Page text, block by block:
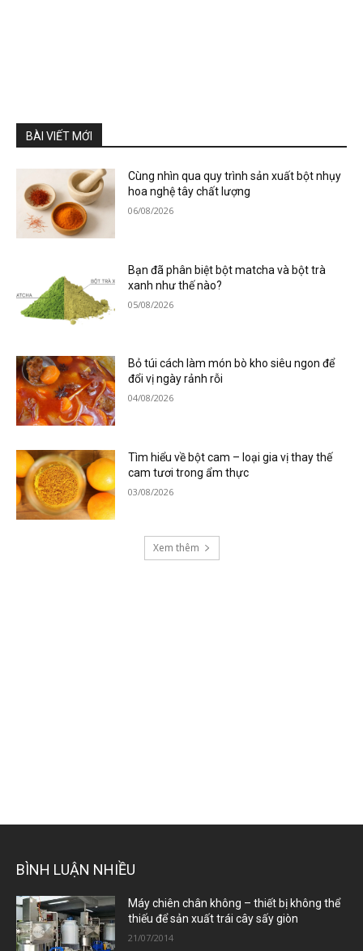
BÀI VIẾT MỚI
Cùng nhìn qua quy trình sản xuất bột nhụy
hoa nghệ tây chất lượng
06/08/2026
Bạn đã phân biệt bột matcha và bột trà
xanh như thế nào?
05/08/2026
Bỏ túi cách làm món bò kho siêu ngon để
đổi vị ngày rảnh rỗi
04/08/2026
Tìm hiểu về bột cam – loại gia vị thay thế
cam tươi trong ẩm thực
03/08/2026
Xem thêm
BÌNH LUẬN NHIỀU
Máy chiên chân không – thiết bị không thể
thiếu để sản xuất trái cây sấy giòn
21/07/2014